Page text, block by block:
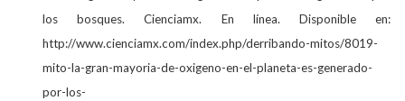
los bosques. Cienciamx. En línea. Disponible en:
http://www.cienciamx.com/index.php/derribando-mitos/8019-
mito-la-gran-mayoria-de-oxigeno-en-el-planeta-es-generado-
por-los-